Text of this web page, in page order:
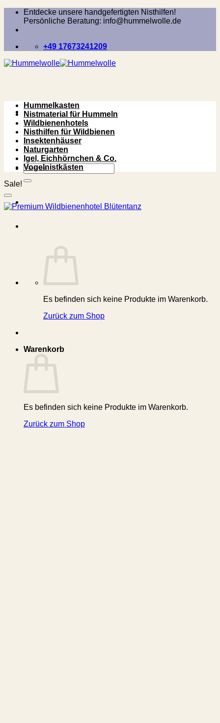
Zum
springen
Entdecke unsere handgefertigten Nisthilfen!
Persönliche Beratung: info@hummelwolle.de
+49 17673241209
Suchen
nach:
Es befinden sich keine Produkte im Warenkorb.
Zurück zum Shop
Warenkorb
Es befinden sich keine Produkte im Warenkorb.
Zurück zum Shop
Hummelkasten
Nistmaterial für Hummeln
Wildbienenhotels
Nisthilfen für Wildbienen
Insektenhäuser
Naturgarten
Igel, Eichhörnchen & Co.
Vogelnistkästen
Sale!